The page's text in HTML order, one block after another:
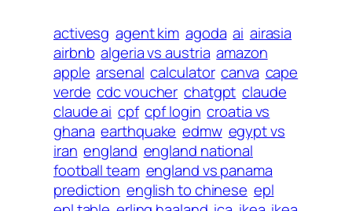
activesg agent kim agoda ai airasia
airbnb algeria vs austria amazon
apple arsenal calculator canva cape
verde cdc voucher chatgpt claude
claude ai cpf cpf login croatia vs
ghana earthquake edmw egypt vs
iran england england national
football team england vs panama
prediction english to chinese epl